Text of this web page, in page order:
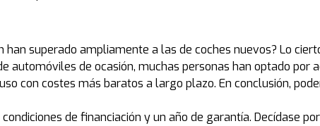
superado ampliamente a las de coches nuevos? Lo
automóviles de ocasión, muchas personas han optado por
con costes más baratos a largo plazo. En conclusión,
de financiación y un año de garantía. Decídase